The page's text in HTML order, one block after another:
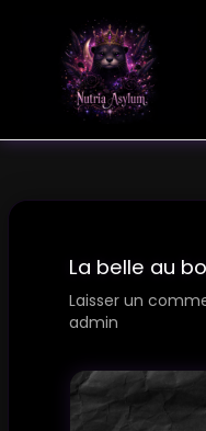
La belle au
Laisser un
admin